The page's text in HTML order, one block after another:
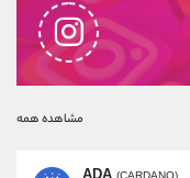
مشاهده همه
ADA (CARDANO)